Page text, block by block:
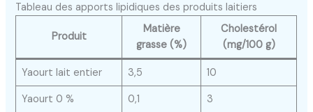
Tableau des apports lipidiques des produits laitiers
Produit
Matière
grasse (%)
Cholestérol
(mg/100 g)
Yaourt lait entier 3,5
10
Yaourt 0 %
0,1 3